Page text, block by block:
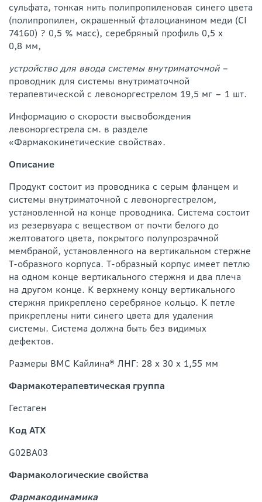
сульфата, тонкая нить полипропиленовая синего цвета
(полипропилен, окрашенный фталоцианином меди (CI
74160) ? 0,5 % масс), серебряный профиль 0,5 х
0,8 мм,
устройство для ввода системы внутриматочной–
проводник для системы внутриматочной
терапевтической с левоноргестрелом 19,5 мг – 1 шт.
Информацию о скорости высвобождения
левоноргестрела см. в разделе
«Фармакокинетические свойства».
Описание
Продукт состоит из проводника с серым фланцем и
системы внутриматочной с левоноргестрелом,
установленной на конце проводника. Система состоит
из резервуара с веществом от почти белого до
желтоватого цвета, покрытого полупрозрачной
мембраной, установленного на вертикальном стержне
Т-образного корпуса. Т-образный корпус имеет петлю
на одном конце вертикального стержня и два плеча
на другом конце. К верхнему концу вертикального
стержня прикреплено серебряное кольцо. К петле
прикреплены нити синего цвета для удаления
системы. Система должна быть без видимых
дефектов.
Размеры ВМС Кайлина® ЛНГ: 28 х 30 х 1,55 мм
Фармакотерапевтическая группа
Гестаген
Код АТХ
G02BA03
Фармакологические свойства
Фармакодинамика